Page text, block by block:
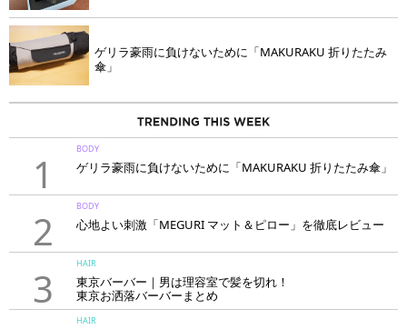
ゲリラ豪雨に負けないために「MAKURAKU 折りたたみ
傘」
1
BODY
ゲリラ豪雨に負けないために「MAKURAKU 折りたたみ傘」
2
BODY
心地よい刺激「MEGURI マット＆ピロー」を徹底レビュー
3
HAIR
東京バーバー｜男は理容室で髪を切れ！
東京お洒落バーバーまとめ
HAIR